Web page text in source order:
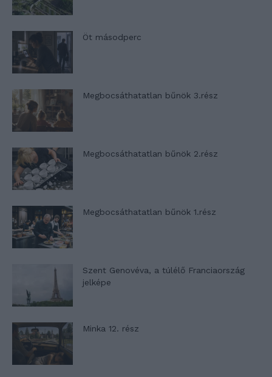
Öt másodperc
Megbocsáthatatlan bűnök 3.rész
Megbocsáthatatlan bűnök 2.rész
Megbocsáthatatlan bűnök 1.rész
Szent Genovéva, a túlélő Franciaország
jelképe
Minka 12. rész